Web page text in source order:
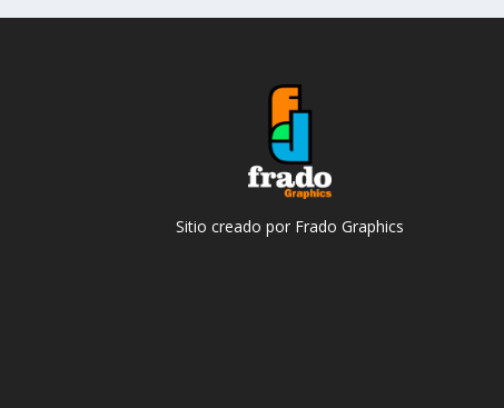
Sitio creado por Frado Graphics